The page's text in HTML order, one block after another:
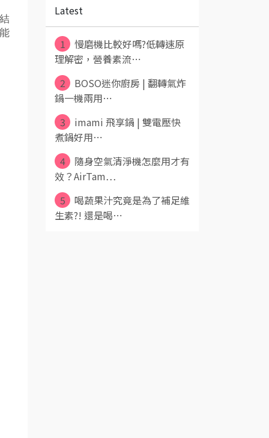
Latest
1
慢磨機比較好嗎?低轉速原
理解密，營養素流⋯
2
BOSO迷你廚房 | 翻轉氣炸
鍋一機兩用⋯
3
imami 飛享鍋 | 雙電壓快
煮鍋好用⋯
4
隨身空氣清淨機怎麼用才有
效？AirTam⋯
5
喝蔬果汁究竟是為了補足維
生素?! 還是喝⋯